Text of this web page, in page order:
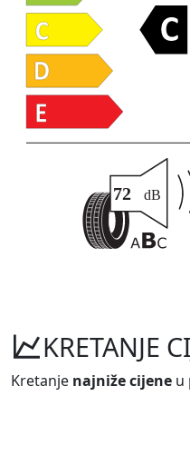
KRETANJE
Kretanje najniže cijene u